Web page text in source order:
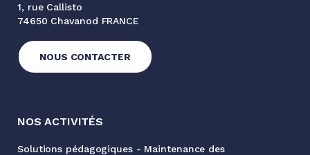
1, rue Callisto
74650 Chavanod FRANCE
NOUS CONTACTER
NOS ACTIVITÉS
Solutions pédagogiques - Maintenance des